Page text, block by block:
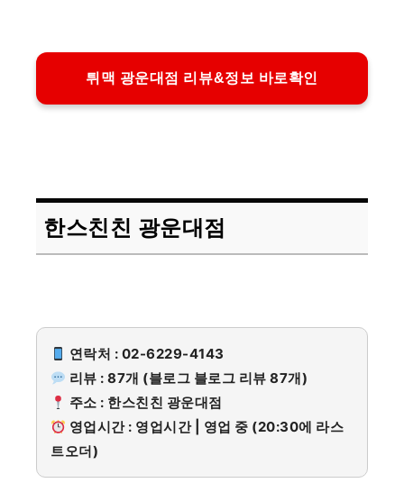
튀맥 광운대점 리뷰&정보 바로확인
한스친친 광운대점
연락처 : 02-6229-4143
리뷰 : 87개 (블로그 블로그 리뷰 87개)
주소 : 한스친친 광운대점
영업시간 : 영업시간 | 영업 중 (20:30에 라스
트오더)